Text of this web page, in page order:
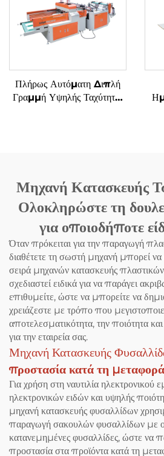
Πλήρως Αυτόματη Διπλή
Γραμμή Υψηλής Ταχύτητας
Μηχανή Κατασκευής
Ολοκληρώστε τη
για οποιοδήποτε
Όταν πρόκειται για την παραγωγή
διαθέτετε τη σωστή μηχανή μπορεί να
σειρά μηχανών κατασκευής
σχεδιαστεί ειδικά για να παράγει
επιθυμείτε, ώστε να μπορείτε να
χρειάζεστε με τρόπο που
αποτελεσματικότητα, την ποιότητα
για την εταιρεία σας.
Μηχανή Κατασκευής
προστασία κατά τη μεταφορά
Για χρήση στη ναυτιλία ηλεκτρονικού
ηλεκτρονικών ειδών και υψηλής
μηχανή κατασκευής φυσαλλίδων
παραγωγή σακουλών φυσαλλίδων με
κατανεμημένες φυσαλλίδες, ώστε να
προστασία στα προϊόντα κατά τη